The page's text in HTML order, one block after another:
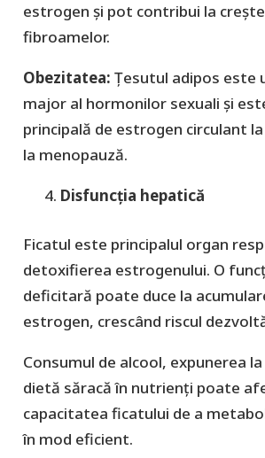
estrogen și pot contribui la
fibroamelor.
Obezitatea: Țesutul adipos este
major al hormonilor sexuali și
principală de estrogen circulant
la menopauză.
Disfuncția hepatică
Ficatul este principalul organ
detoxifierea estrogenului. O
deficitară poate duce la
estrogen, crescând riscul
Consumul de alcool, expunerea
dietă săracă în nutrienți poate
capacitatea ficatului de a
în mod eficient.